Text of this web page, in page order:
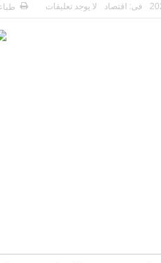
فى: اقتصاد لا يوجد تعليقات